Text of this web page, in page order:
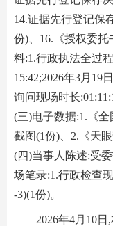
14.证据先行登记保
份)、16.《授权委托
料:1.行政执法全过
15:42;2026年3月19
询问现场时长
(三)电子数据:1.《全
截图(1份)、2.《天
(四)当事人陈述:受
场笔录:1.行政检查
-3)(1份)。
2026年4月10